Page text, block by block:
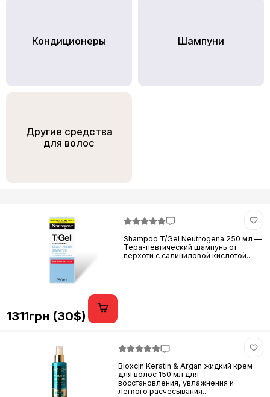
Кондициoнеры Шампуни
Другие средства
для волос
Shampoo T/Gel Neutrogena 250 мл —
Тера-певтический шампунь от
перхоти с салициловой кислотой...
1311грн (30$)
Bioxcin Keratin & Argan жидкий крем
для волос 150 мл для
восстановления, увлажнения и
легкого расчесывания...